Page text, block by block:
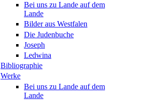
Bei uns zu Lande auf dem
Lande
Bilder aus Westfalen
Die Judenbuche
Joseph
Ledwina
Bibliographie
Werke
Bei uns zu Lande auf dem
Lande